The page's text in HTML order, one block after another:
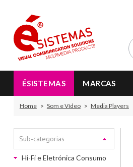
ÉSISTEMAS MARCAS
Home Som e Vídeo Media Players
Sub-categorias
Hi-Fi e Eletrónica Consumo